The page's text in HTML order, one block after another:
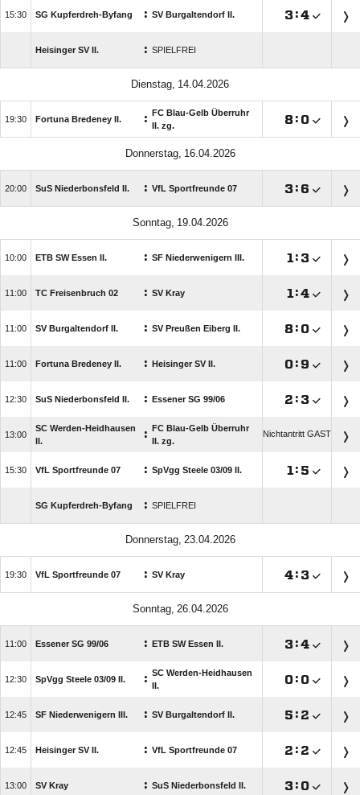
 SG Kupferdreh-Byfang : SV Burgaltendorf II. :
Heisinger SV II. : SPIELFREI
 
 Fortuna Bredeney II. : FC Blau-Gelb Überruhr
II. zg.
: 
 
 SuS Niederbonsfeld II. : VfL Sportfreunde 07 : 
 
 ETB SW Essen II. : SF Niederwenigern III.  : 
 TC Freisenbruch 02 : SV Kray  :
 SV Burgaltendorf II. : SV Preußen Eiberg II. : 
 Fortuna Bredeney II. : Heisinger SV II. : 
 SuS Niederbonsfeld II. : Essener SG 99/​06  : 

SC Werden-Heidhausen
II.
: FC Blau-Gelb Überruhr
II. zg.
Nichtantritt GAST
 VfL Sportfreunde 07 : SpVgg Steele 03/​09 II.  : 
SG Kupferdreh-Byfang : SPIELFREI
 
 VfL Sportfreunde 07 : SV Kray : 
 
 Essener SG 99/​06 : ETB SW Essen II. :
 SpVgg Steele 03/​09 II. : SC Werden-Heidhausen
II.
: 
 SF Niederwenigern III. : SV Burgaltendorf II.  : 
 Heisinger SV II. : VfL Sportfreunde 07  : 
 SV Kray : SuS Niederbonsfeld II. : 